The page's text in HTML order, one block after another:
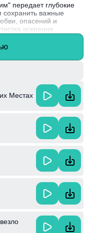
передает глубокие
сохранить важные
опасений и
искренне
терять связь,
Музыка и
вместе.
популярность,
достигла успеха в
искренности и
Местах